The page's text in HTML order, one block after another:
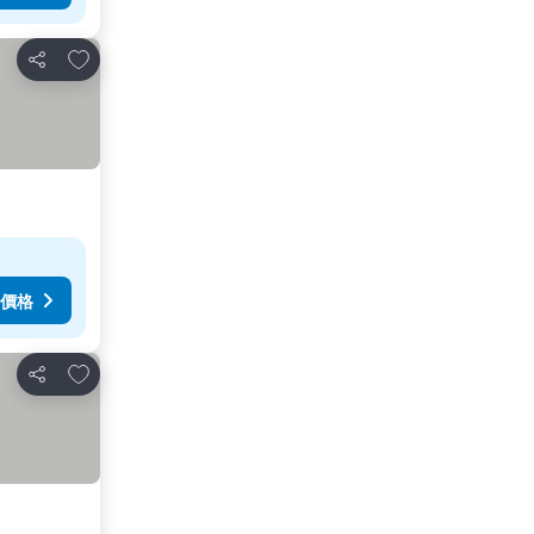
分享
放到收藏夾
格
分享
放到收藏夾